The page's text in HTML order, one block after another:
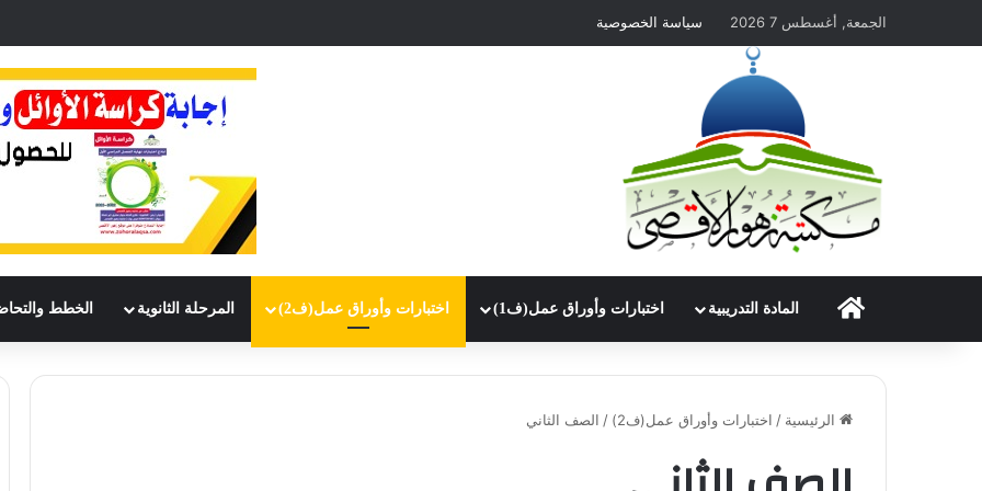
الجمعة, أغسطس 7 2026 سياسة الخصوصية
الرئيسيةالمادة التدريبية اختبارات وأوراق عمل(ف1) اختبارات وأوراق عمل(ف2) المرحلة الثانوية الخطط
الرئيسية / اختبارات وأوراق عمل(ف2) / الصف الثاني